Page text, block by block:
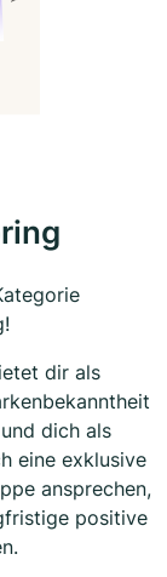
dir als
dich als
eine exklusive
ansprechen,
positive